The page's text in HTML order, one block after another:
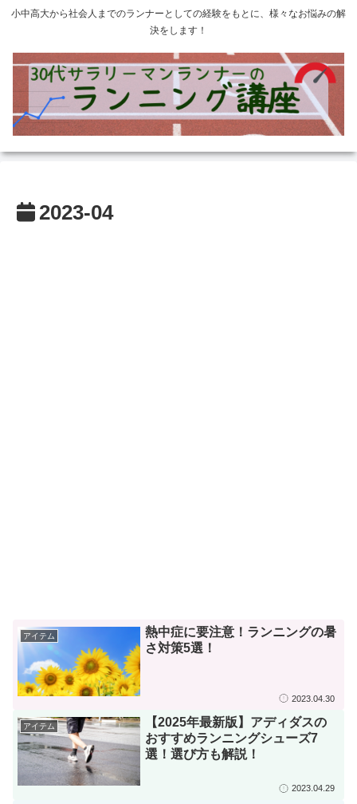
小中高大から社会人までのランナーとしての経験をもとに、様々なお悩みの解
決をします！
2023-04
アイテム
熱中症に要注意！ランニングの暑
さ対策5選！
2023.04.30
アイテム
【2025年最新版】アディダスの
おすすめランニングシューズ7
選！選び方も解説！
2023.04.29